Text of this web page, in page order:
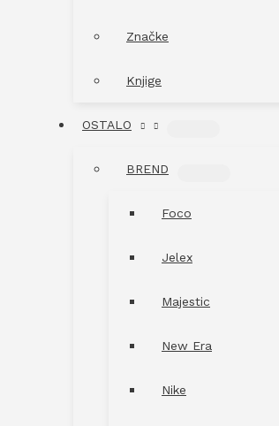
Značke
Knjige
OSTALO
BREND
Foco
Jelex
Majestic
New Era
Nike